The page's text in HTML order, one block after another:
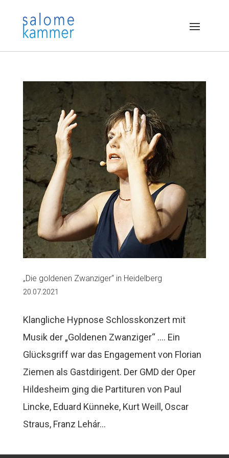
„Die goldenen Zwanziger“ in Heidelberg
20.07.2021
Klangliche Hypnose Schlosskonzert mit
Musik der „Goldenen Zwanziger“ …. Ein
Glücksgriff war das Engagement von Florian
Ziemen als Gastdirigent. Der GMD der Oper
Hildesheim ging die Partituren von Paul
Lincke, Eduard Künneke, Kurt Weill, Oscar
Straus, Franz Lehár...